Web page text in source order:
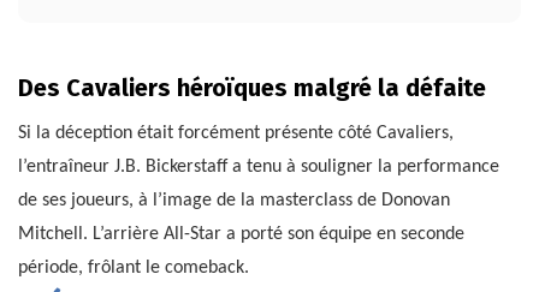
Des Cavaliers héroïques malgré la défaite
Si la déception était forcément présente côté Cavaliers,
l’entraîneur J.B. Bickerstaff a tenu à souligner la performance
de ses joueurs, à l’image de la masterclass de Donovan
Mitchell. L’arrière All-Star a porté son équipe en seconde
période, frôlant le comeback.